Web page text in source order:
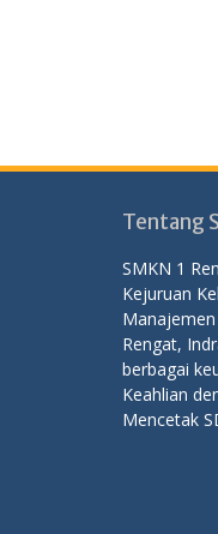
Tentang
SMKN 1
Kejuruan
Rengat,
berbagai
Keahlian
Mencetak